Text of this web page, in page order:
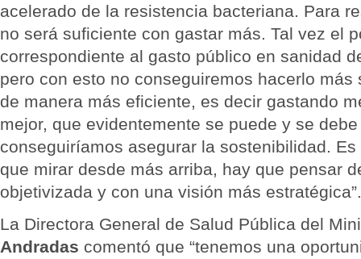
acelerado de la resistencia bacteriana. Para
no será suficiente con gastar más. Tal vez el
correspondiente al gasto público en sanidad
pero con esto no conseguiremos hacerlo más
de manera más eficiente, es decir gastando
mejor, que evidentemente se puede y se
conseguiríamos asegurar la sostenibilidad.
que mirar desde más arriba, hay que pensar
objetivizada y con una visión más estratégica”.
La Directora General de Salud Pública del
Andradas comentó que “tenemos una